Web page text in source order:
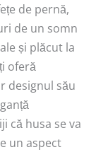
de pernă,
de un somn
și plăcut la
oferă
designul său
că husa se va
un aspect